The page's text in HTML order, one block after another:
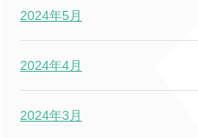
2024年5月
2024年4月
2024年3月